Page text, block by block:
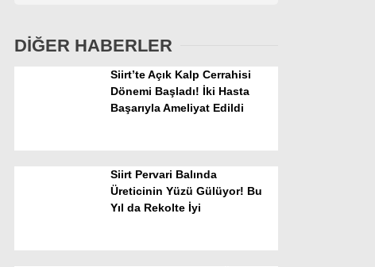
DİĞER HABERLER
Siirt’te Açık Kalp Cerrahisi
Dönemi Başladı! İki Hasta
Başarıyla Ameliyat Edildi
Siirt Pervari Balında
Üreticinin Yüzü Gülüyor! Bu
Yıl da Rekolte İyi